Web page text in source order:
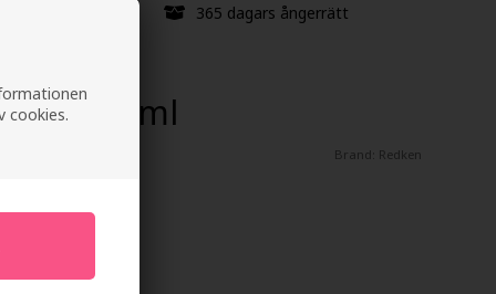
cookies.
365 dagars ångerrätt
125ml
Brand: Redken
6%